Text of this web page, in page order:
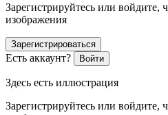
Зарегистрируйтесь или войдите,
изображения
Зарегистрироваться
Есть аккаунт? Войти
Здесь есть иллюстрация
Зарегистрируйтесь или войдите,